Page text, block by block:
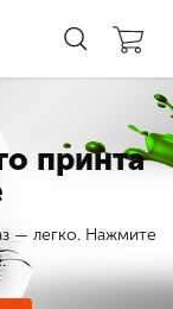
принта
— легко. Нажмите